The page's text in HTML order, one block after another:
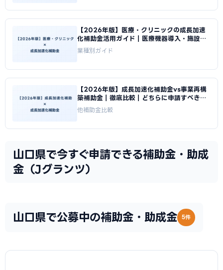
【2026年版】医療・クリニックの成長加速
化補助金活用ガイド｜医療機器導入・施設整
備の申請方法｜成長加速化補助金ナビ
業種別ガイド
【2026年版】成長加速化補助金vs事業再構
築補助金｜徹底比較｜どちらに申請すべきか
｜成長加速化補助金ナビ
他補助金比較
山口県で今すぐ申請できる補助金・助成
金（Jグランツ）
山口県で公募中の補助金・助成金 5件